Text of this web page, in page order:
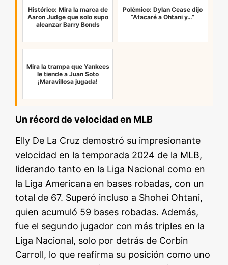
Histórico: Mira la marca de
Aaron Judge que solo supo
alcanzar Barry Bonds
Polémico: Dylan Cease dijo
“Atacaré a Ohtani y…”
Mira la trampa que Yankees
le tiende a Juan Soto
¡Maravillosa jugada!
Un récord de velocidad en MLB
Elly De La Cruz demostró su impresionante
velocidad en la temporada 2024 de la MLB,
liderando tanto en la Liga Nacional como en
la Liga Americana en bases robadas, con un
total de 67. Superó incluso a Shohei Ohtani,
quien acumuló 59 bases robadas. Además,
fue el segundo jugador con más triples en la
Liga Nacional, solo por detrás de Corbin
Carroll, lo que reafirma su posición como uno